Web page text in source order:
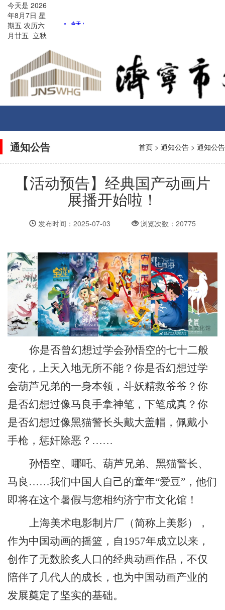
今天是 2026
年8月7日 星
期五 农历六
月廿五 立秋
通知公告 首页 > 通知公告 > 通知公告
【活动预告】经典国产动画片
展播开始啦！
发布时间：2025-07-03 浏览次数：20775
你是否曾幻想过学会孙悟空的七十二般
变化，上天入地无所不能？你是否幻想过学
会葫芦兄弟的一身本领，斗妖精救爷爷？你
是否幻想过像马良手拿神笔，下笔成真？你
是否幻想过像黑猫警长头戴大盖帽，佩戴小
手枪，惩奸除恶？ ……
孙悟空、哪吒、葫芦兄弟、黑猫警长、
马良 ……我们中国人自己的童年“爱豆”，他们
即将在这个暑假与您相约济宁市文化馆！
上海美术电影制片厂（简称上美影），
作为中国动画的摇篮，自 1957年成立以来，
创作了无数脍炙人口的经典动画作品，不仅
陪伴了几代人的成长，也为中国动画产业的
发展奠定了坚实的基础。